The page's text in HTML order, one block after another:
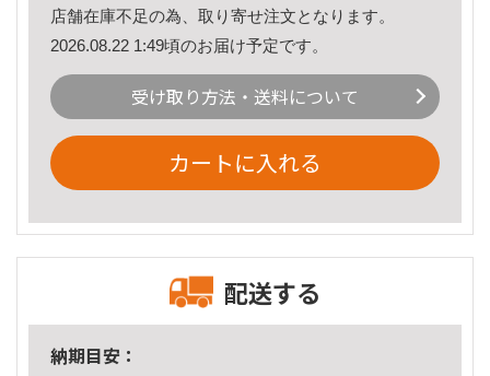
店舗在庫不足の為、取り寄せ注文となります。
2026.08.22 1:49頃のお届け予定です。
受け取り方法・送料について
カートに入れる
配送する
納期目安：